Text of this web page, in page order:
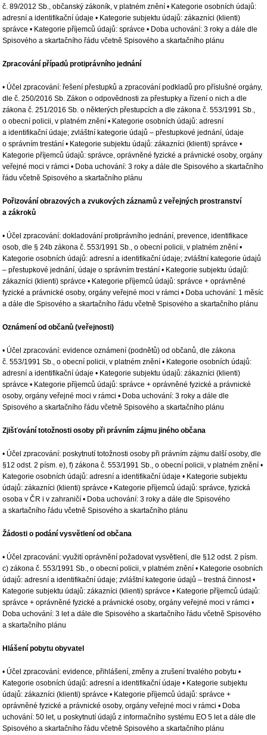
č. 89/2012 Sb., občanský zákoník, v platném znění • Kategorie osobních údajů:
adresní a identifikační údaje • Kategorie subjektu údajů: zákazníci (klienti)
správce • Kategorie příjemců údajů: správce • Doba uchování: 3 roky a dále dle
Spisového a skartačního řádu včetně Spisového a skartačního plánu
Zpracování případů protiprávního jednání
• Účel zpracování: řešení přestupků a zpracování podkladů pro příslušné orgány,
dle č. 250/2016 Sb. Zákon o odpovědnosti za přestupky a řízení o nich a dle
zákona č. 251/2016 Sb. o některých přestupcích a dle zákona č. 553/1991 Sb.,
o obecní policii, v platném znění • Kategorie osobních údajů: adresní
a identifikační údaje; zvláštní kategorie údajů – přestupkové jednání, údaje
o správním trestání • Kategorie subjektu údajů: zákazníci (klienti) správce •
Kategorie příjemců údajů: správce, oprávněné fyzické a právnické osoby, orgány
veřejné moci v rámci • Doba uchování: 3 roky a dále dle Spisového a skartačního
řádu včetně Spisového a skartačního plánu
Pořizování obrazových a zvukových záznamů z veřejných prostranství
a zákroků
• Účel zpracování: dokladování protiprávního jednání, prevence, identifikace
osob, dle § 24b zákona č. 553/1991 Sb., o obecní policii, v platném znění •
Kategorie osobních údajů: adresní a identifikační údaje; zvláštní kategorie údajů
– přestupkové jednání, údaje o správním trestání • Kategorie subjektu údajů:
zákazníci (klienti) správce • Kategorie příjemců údajů: správce + oprávněné
fyzické a právnické osoby, orgány veřejné moci v rámci • Doba uchování: 1 měsíc
a dále dle Spisového a skartačního řádu včetně Spisového a skartačního plánu
Oznámení od občanů (veřejnosti)
• Účel zpracování: evidence oznámení (podnětů) od občanů, dle zákona
č. 553/1991 Sb., o obecní policii, v platném znění • Kategorie osobních údajů:
adresní a identifikační údaje • Kategorie subjektu údajů: zákazníci (klienti)
správce • Kategorie příjemců údajů: správce + oprávněné fyzické a právnické
osoby, orgány veřejné moci v rámci • Doba uchování: 3 roky a dále dle
Spisového a skartačního řádu včetně Spisového a skartačního plánu
Zjišťování totožnosti osoby při právním zájmu jiného občana
• Účel zpracování: poskytnutí totožnosti osoby při právním zájmu další osoby, dle
§12 odst. 2 písm. e), f) zákona č. 553/1991 Sb., o obecní policii, v platném znění •
Kategorie osobních údajů: adresní a identifikační údaje • Kategorie subjektu
údajů: zákazníci (klienti) správce • Kategorie příjemců údajů: správce, fyzická
osoba v ČR i v zahraničí • Doba uchování: 3 roky a dále dle Spisového
a skartačního řádu včetně Spisového a skartačního plánu
Žádosti o podání vysvětlení od občana
• Účel zpracování: využití oprávnění požadovat vysvětlení, dle §12 odst. 2 písm.
c) zákona č. 553/1991 Sb., o obecní policii, v platném znění • Kategorie osobních
údajů: adresní a identifikační údaje; zvláštní kategorie údajů – trestná činnost •
Kategorie subjektu údajů: zákazníci (klienti) správce • Kategorie příjemců údajů:
správce + oprávněné fyzické a právnické osoby, orgány veřejné moci v rámci •
Doba uchování: 3 let a dále dle Spisového a skartačního řádu včetně Spisového
a skartačního plánu
Hlášení pobytu obyvatel
• Účel zpracování: evidence, přihlášení, změny a zrušení trvalého pobytu •
Kategorie osobních údajů: adresní a identifikační údaje • Kategorie subjektu
údajů: zákazníci (klienti) správce • Kategorie příjemců údajů: správce +
oprávněné fyzické a právnické osoby, orgány veřejné moci v rámci • Doba
uchování: 50 let, u poskytnutí údajů z informačního systému EO 5 let a dále dle
Spisového a skartačního řádu včetně Spisového a skartačního plánu